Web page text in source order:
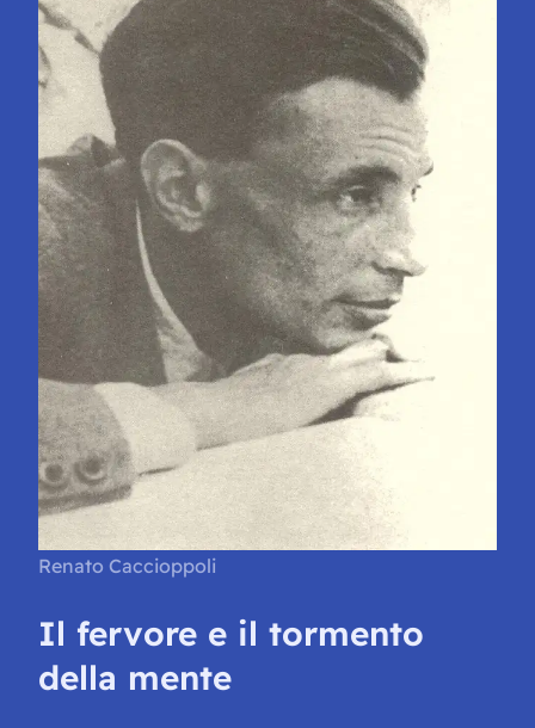
Renato Caccioppoli
Il fervore e il tormento
della mente